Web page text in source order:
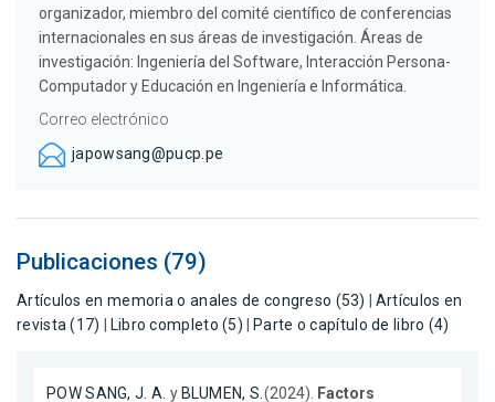
organizador, miembro del comité científico de conferencias
internacionales en sus áreas de investigación. Áreas de
investigación: Ingeniería del Software, Interacción Persona-
Computador y Educación en Ingeniería e Informática.
Correo electrónico
japowsang@pucp.pe
Publicaciones (79)
Artículos en memoria o anales de congreso (53)
Artículos en
revista (17)
Libro completo (5) Parte o capítulo de libro (4)
POW SANG, J. A. y BLUMEN, S. (2024).
Factors